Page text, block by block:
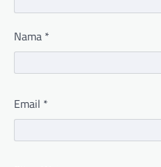
Nama *
Email *